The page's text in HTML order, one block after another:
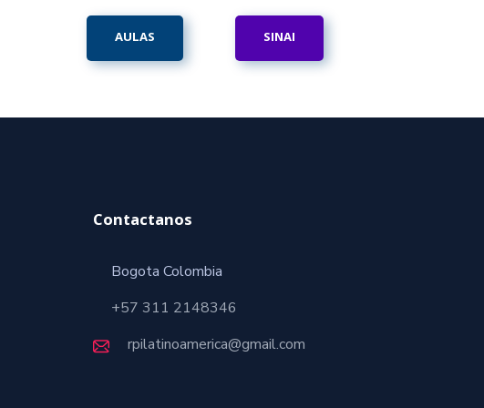
AULAS SINAI
Contactanos
Bogota Colombia
+57 311 2148346
rpilatinoamerica@gmail.com